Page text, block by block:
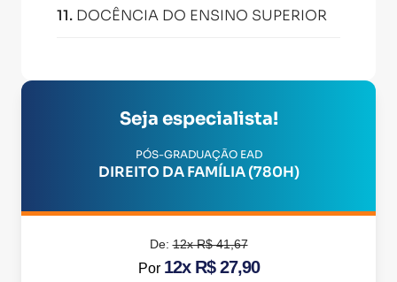
11. DOCÊNCIA DO ENSINO SUPERIOR
Seja especialista!
PÓS-GRADUAÇÃO EAD
DIREITO DA FAMÍLIA (780H)
De:12x R$ 41,67
Por 12x R$ 27,90